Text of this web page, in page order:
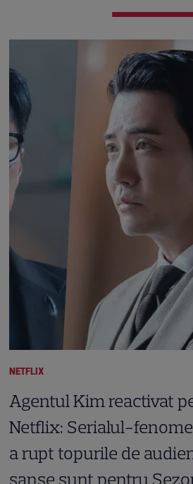
NETFLIX
Agentul Kim reactivat
Netflix: Serialul-
a rupt topurile de
șanse sunt pentru